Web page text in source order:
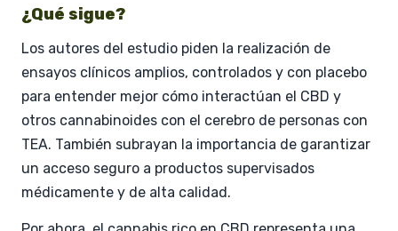
¿Qué sigue?
Los autores del estudio piden la realización de
ensayos clínicos amplios, controlados y con placebo
para entender mejor cómo interactúan el CBD y
otros cannabinoides con el cerebro de personas con
TEA. También subrayan la importancia de garantizar
un acceso seguro a productos supervisados
médicamente y de alta calidad.